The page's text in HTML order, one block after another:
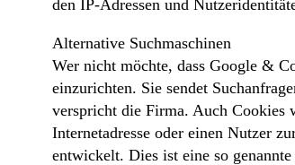
den IP-Adressen und
Alternative Suchmaschinen
Wer nicht möchte, dass Google &
einzurichten. Sie sendet
verspricht die Firma. Auch Cookies
Internetadresse oder einen Nutzer
entwickelt. Dies ist eine so